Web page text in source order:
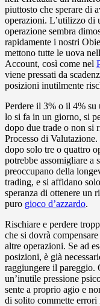
piuttosto che sperare di
operazioni. L’utilizzo di
operazione sembra
rapidamente i nostri
mettono tutte le uova
Account, così come nel
viene pressati da
posizioni inutilmente
Perdere il 3% o il 4% su
lo si fa in un giorno, si
dopo due trade o non si
Processo di
dopo solo tre o quattro
potrebbe assomigliare a
preoccupano della
trading, e si affidano
speranza di ottenere un
puro gioco d’azzardo.
Rischiare e perdere
che si dovrà
altre operazioni. Se ad
posizioni, è già
raggiungere il pareggio.
un’inutile pressione
sente a proprio agio e
di solito commette